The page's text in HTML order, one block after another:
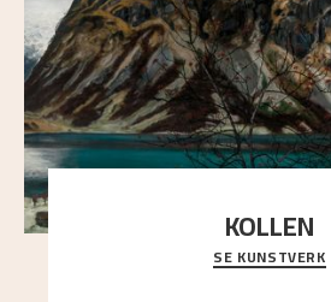
KOLLEN
Et ruvende fjell dominerer
sterk kontrast til det spinkle
SE KUNSTVERK